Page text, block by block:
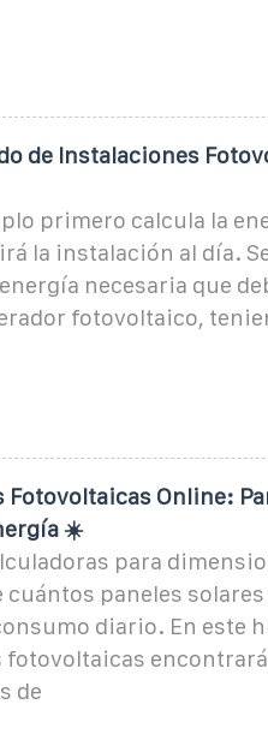
de Instalaciones
primero calcula la
la instalación al día.
necesaria que
fotovoltaico,
Fotovoltaicas Online:
☀️
para
cuántos paneles
diario. En este
fotovoltaicas
de